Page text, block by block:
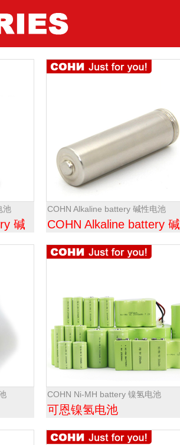
池
碱
COHN Alkaline battery 碱性电池
COHN Alkaline battery 碱
性电池
COHN Ni-MH battery 镍氢电池
可恩镍氢电池